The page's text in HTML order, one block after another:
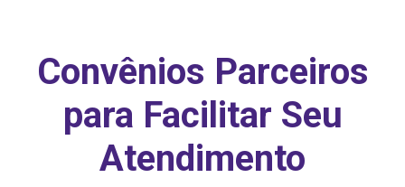
Convênios Parceiros
para Facilitar Seu
Atendimento